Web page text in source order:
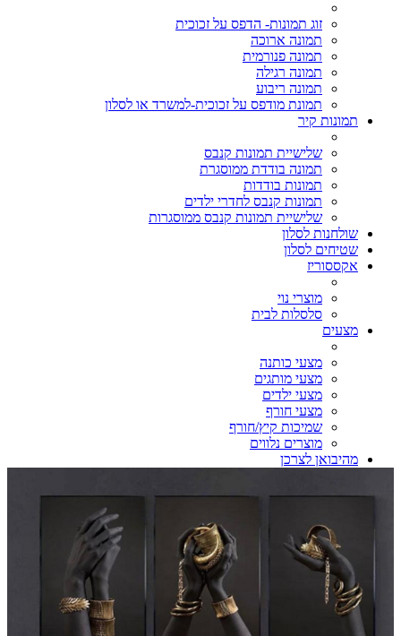
זוג תמונות- הדפס על זכוכית
תמונה ארוכה
תמונה פנורמית
תמונה רגילה
תמונה ריבוע
תמונת מודפס על זכוכית-למשרד או לסלון
תמונות קיר
שלישיית תמונות קנבס
תמונה בודדת ממוסגרת
תמונות בודדות
תמונות קנבס לחדרי ילדים
שלישיית תמונות קנבס ממוסגרות
שולחנות לסלון
שטיחים לסלון
אקססוריז
מוצרי נוי
סלסלות לבית
מצעים
מצעי כותנה
מצעי מותגים
מצעי ילדים
מצעי חורף
שמיכות קיץ/חורף
מוצרים נלווים
מהיבואן לצרכן